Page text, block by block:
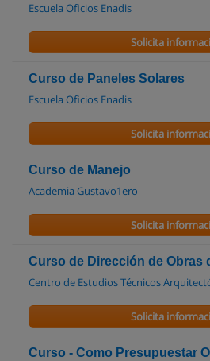
Escuela Oficios Enadis
Solicita
Curso de Paneles Solares
Escuela Oficios Enadis
Solicita
Curso de Manejo
Academia Gustavo1ero
Solicita
Curso de Dirección de Obras
Centro de Estudios Técnicos
Solicita
Curso - Como Presupuestar